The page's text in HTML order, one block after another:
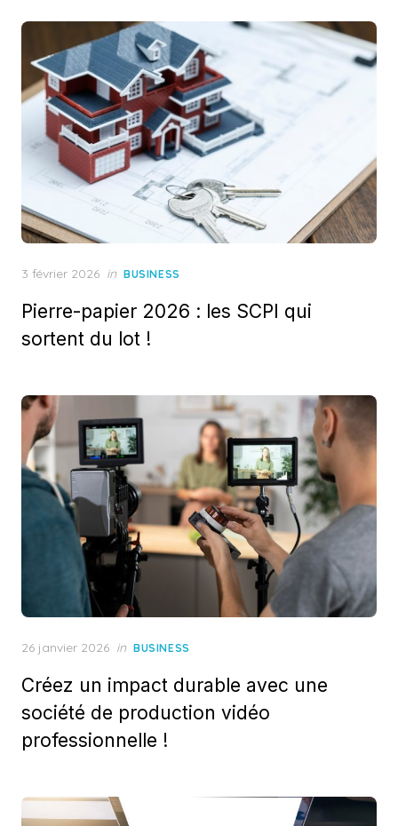
Posted
3 février 2026 in BUSINESS
Pierre-papier 2026 : les SCPI qui
sortent du lot !
Posted
26 janvier 2026 in BUSINESS
Créez un impact durable avec une
société de production vidéo
professionnelle !